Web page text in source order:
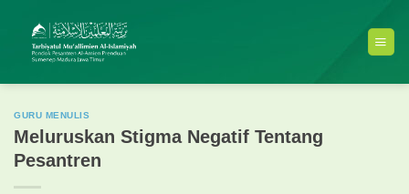
content
GURU MENULIS
Meluruskan Stigma Negatif Tentang
Pesantren